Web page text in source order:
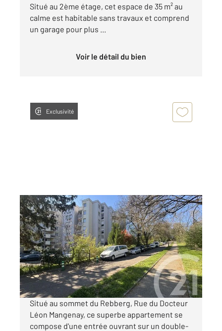
Situé au 2ème étage, cet espace de 35 m² au
calme est habitable sans travaux et comprend
un garage pour plus ...
Voir le détail du bien
Exclusivité
MULHOUSE 68
78,78 m2, 4 pièces
Ref : 2325
Appartement F4 à louer
1 095 €
par mois charges comprises
Situé au sommet du Rebberg, Rue du Docteur
Léon Mangenay, ce superbe appartement se
compose d'une entrée ouvrant sur un double-